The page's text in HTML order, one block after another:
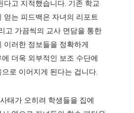
다고 지적했습니다. 기존 학교
얻는 피드백은 자녀의 리포트
고 가끔씩의 교사 면담을 통한
이러한 정보들을 정확하게
더욱 외부적인 보조 수단에
로 이어지게 된다는 겁니다.
태가 오히려 학생들을 집에